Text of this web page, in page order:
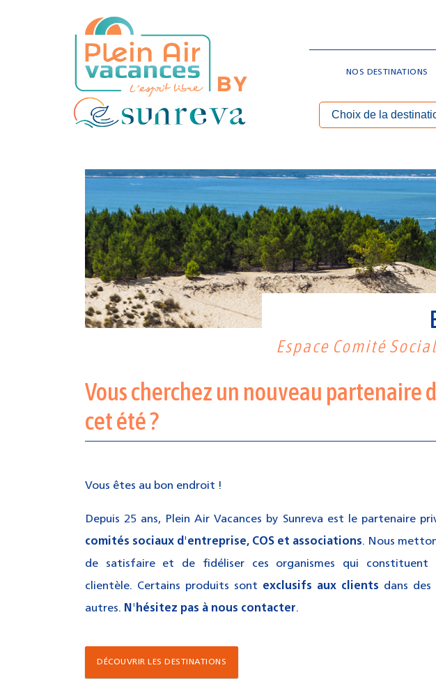
NOS DESTINATIONS
Espace Comité
Vous cherchez un nouveau partenaire
cet été ?
Vous êtes au bon endroit !
Depuis 25 ans, Plein Air Vacances by Sunreva est le partenaire
comités sociaux d'entreprise, COS et associations. Nous
de satisfaire et de fidéliser ces organismes qui constituent
clientèle. Certains produits sont exclusifs aux clients dans
autres. N'hésitez pas à nous contacter.
DÉCOUVRIR LES DESTINATIONS